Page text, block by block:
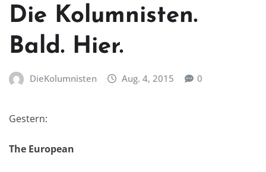
Die Kolumnisten.
Bald. Hier.
DieKolumnisten Aug. 4, 2015 0
Gestern:
The European